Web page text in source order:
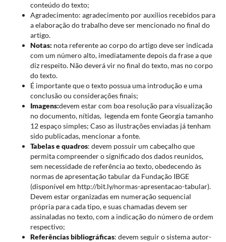
conteúdo do texto;
Agradecimento: agradecimento por auxílios recebidos para
a elaboração do trabalho deve ser mencionado no final do
artigo.
Notas: nota referente ao corpo do artigo deve ser indicada
com um número alto, imediatamente depois da frase a que
diz respeito. Não deverá vir no final do texto, mas no corpo
do texto.
É importante que o texto possua uma introdução e uma
conclusão ou considerações finais;
Imagens:devem estar com boa resolução para visualização
no documento, nítidas, legenda em fonte Georgia tamanho
12 espaço simples; Caso as ilustrações enviadas já tenham
sido publicadas, mencionar a fonte.
Tabelas e quadros: devem possuir um cabeçalho que
permita compreender o significado dos dados reunidos,
sem necessidade de referência ao texto, obedecendo às
normas de apresentação tabular da Fundação IBGE
(disponível em http://bit.ly/normas-apresentacao-tabular).
Devem estar organizadas em numeração sequencial
própria para cada tipo, e suas chamadas devem ser
assinaladas no texto, com a indicação do número de ordem
respectivo;
Referências bibliográficas: devem seguir o sistema autor-